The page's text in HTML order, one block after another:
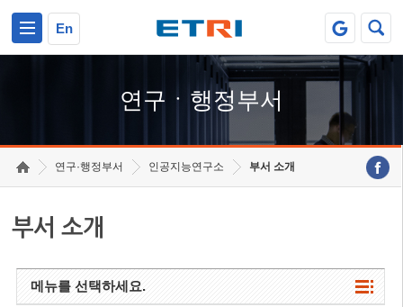
En
연구ㆍ행정부서
연구·행정부서 인공지능연구소 부서 소개
부서 소개
메뉴를 선택하세요.